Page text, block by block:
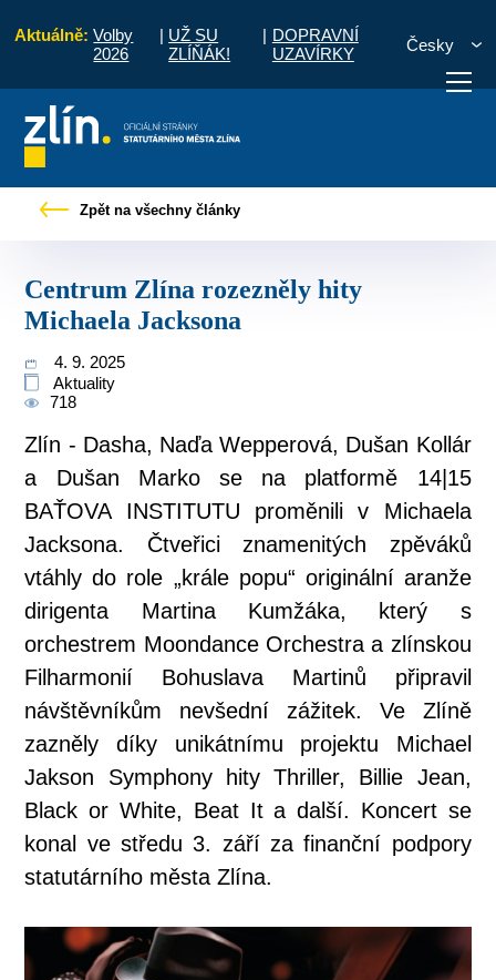
Aktuálně: Volby
2026
| UŽ SU
ZLÍŇÁK!
| DOPRAVNÍ
UZAVÍRKY
Česky
vyřídit Potřebuji zaplatit
Zpět na všechny články
Centrum Zlína rozezněly hity
Michaela Jacksona
4. 9. 2025
Aktuality
718
Zlín - Dasha, Naďa Wepperová, Dušan Kollár
a Dušan Marko se na platformě 14|15
BAŤOVA INSTITUTU proměnili v Michaela
Jacksona. Čtveřici znamenitých zpěváků
vtáhly do role „krále popu“ originální aranže
dirigenta Martina Kumžáka, který s
orchestrem Moondance Orchestra a zlínskou
Filharmonií Bohuslava Martinů připravil
návštěvníkům nevšední zážitek. Ve Zlíně
zazněly díky unikátnímu projektu Michael
Jakson Symphony hity Thriller, Billie Jean,
Black or White, Beat It a další. Koncert se
konal ve středu 3. září za finanční podpory
statutárního města Zlína.